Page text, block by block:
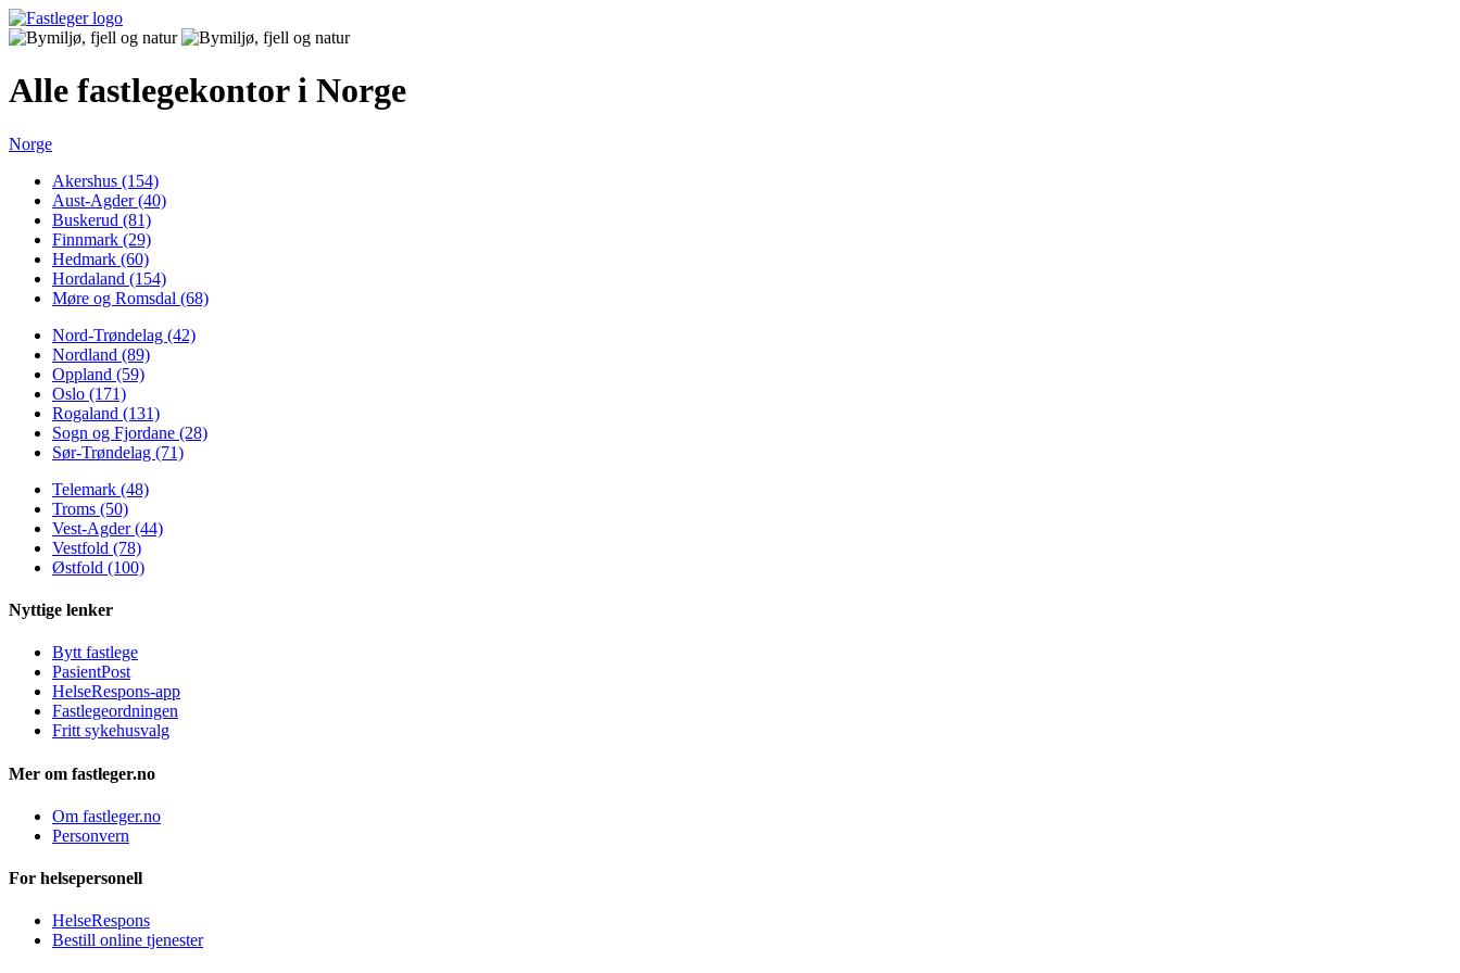
Alle fastlegekontor i Norge
Norge
Akershus (154)
Aust-Agder (40)
Buskerud (81)
Finnmark (29)
Hedmark (60)
Hordaland (154)
Møre og Romsdal (68)
Nord-Trøndelag (42)
Nordland (89)
Oppland (59)
Oslo (171)
Rogaland (131)
Sogn og Fjordane (28)
Sør-Trøndelag (71)
Telemark (48)
Troms (50)
Vest-Agder (44)
Vestfold (78)
Østfold (100)
Nyttige lenker
Bytt fastlege
PasientPost
HelseRespons-app
Fastlegeordningen
Fritt sykehusvalg
Mer om fastleger.no
Om fastleger.no
Personvern
For helsepersonell
HelseRespons
Bestill online tjenester